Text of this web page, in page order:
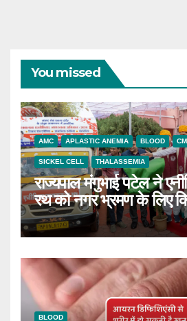
You missed
AMC APLASTIC ANEMIA BLOOD
SICKEL CELL THALASSEMIA
राज्यपाल मंगुभाई पटेल ने
रथ को नगर भ्रमण के लिए
BLOOD